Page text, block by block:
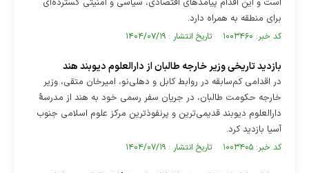
است و این اقدام پیامد‌های اقتصادی، سیاسی و امنیتی گسترده‌ای
برای منطقه به همراه دارد.
کد خبر: ۱۰۰۳۴۶۰ تاریخ انتشار : ۱۴۰۴/۰۷/۱۹
بازدید تاریخی وزیر خارجه طالبان از دارالعلوم دیوبند هند
در اقدامی کم‌سابقه در روابط کابل و دهلی‌نو، امیرخان متقی، وزیر
خارجه حکومت طالبان، در جریان سفر رسمی خود به هند از مدرسهٔ
دارالعلوم دیوبند قدیمی‌ترین و پرنفوذترین مرکز علوم اسلامی جنوب
آسیا بازدید کرد.
کد خبر: ۱۰۰۳۴۰۵ تاریخ انتشار : ۱۴۰۴/۰۷/۱۹